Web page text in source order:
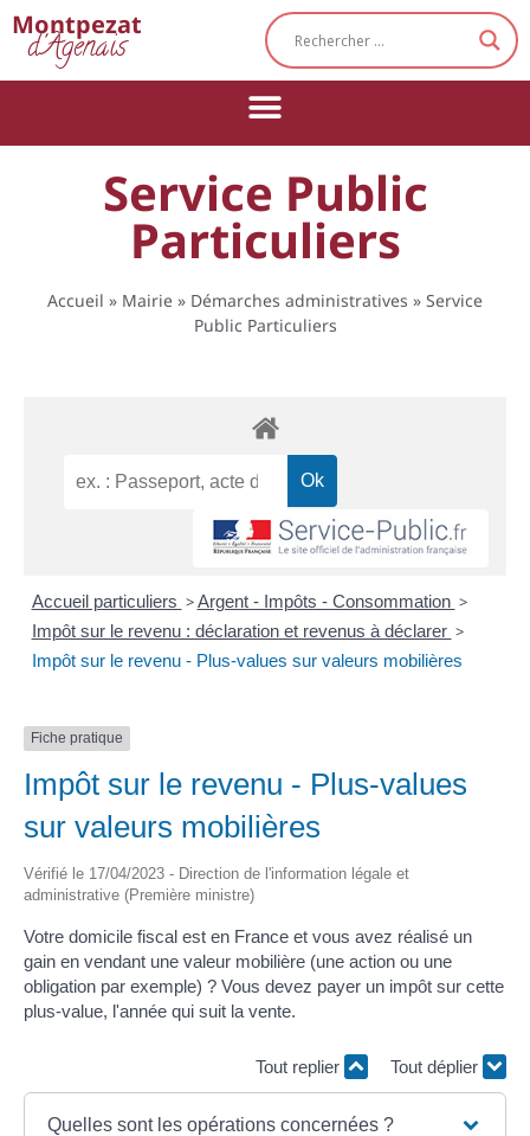
Montpezat
d'Agenais
Service Public
Particuliers
Accueil » Mairie » Démarches administratives » Service
Public Particuliers
Accueil particuliers > Argent - Impôts - Consommation >
Impôt sur le revenu : déclaration et revenus à déclarer >
Impôt sur le revenu - Plus-values sur valeurs mobilières
Fiche pratique
Impôt sur le revenu - Plus-values
sur valeurs mobilières
Vérifié le 17/04/2023 - Direction de l'information légale et
administrative (Première ministre)
Votre domicile fiscal est en France et vous avez réalisé un
gain en vendant une valeur mobilière (une action ou une
obligation par exemple) ? Vous devez payer un impôt sur cette
plus-value, l'année qui suit la vente.
Tout replier Tout déplier
Quelles sont les opérations concernées ?
Cookies management panel